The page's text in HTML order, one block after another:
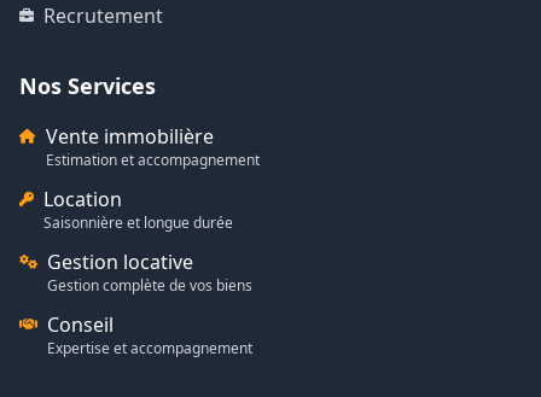
Recrutement
Nos Services
Vente immobilière
Estimation et accompagnement
Location
Saisonnière et longue durée
Gestion locative
Gestion complète de vos biens
Conseil
Expertise et accompagnement